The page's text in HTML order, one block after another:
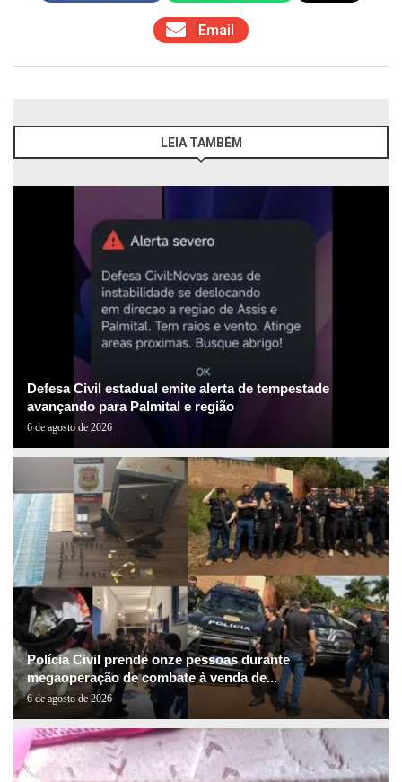
Email
LEIA TAMBÉM
Defesa Civil estadual emite alerta de tempestade
avançando para Palmital e região
6 de agosto de 2026
Polícia Civil prende onze pessoas durante
megaoperação de combate à venda de...
6 de agosto de 2026